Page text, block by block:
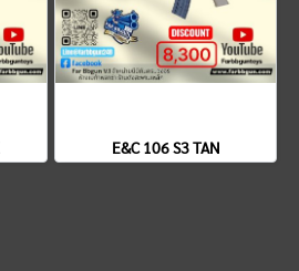
E&C 106 S3 TAN